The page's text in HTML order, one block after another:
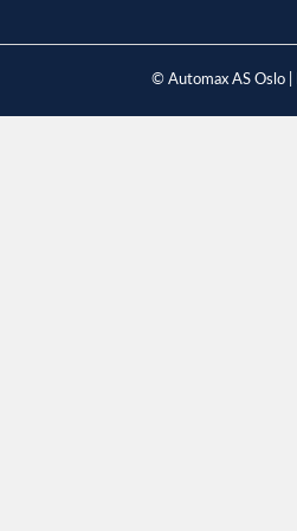
© Automax AS Oslo |